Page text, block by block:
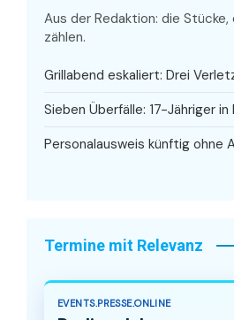
Aus der Redaktion: die
zählen.
Grillabend eskaliert: Drei
Sieben Überfälle: 17-Jähriger in
Personalausweis künftig ohne
Termine mit Relevanz
EVENTS.PRESSE.ONLINE